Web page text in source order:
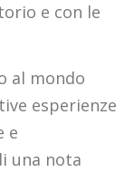
e con le
al mondo
esperienze
e
una nota